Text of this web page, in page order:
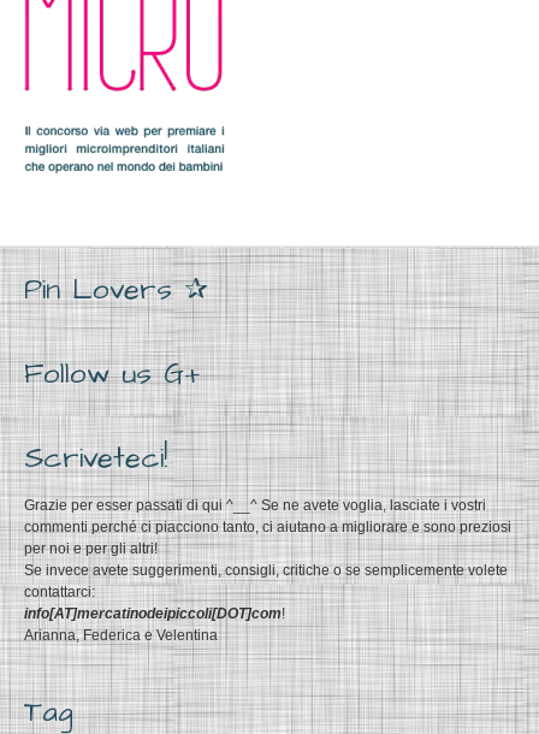
Pin Lovers ✰
Follow us G+
Scriveteci!
Grazie per esser passati di qui ^__^ Se ne avete voglia, lasciate i vostri
commenti perché ci piacciono tanto, ci aiutano a migliorare e sono preziosi
per noi e per gli altri!
Se invece avete suggerimenti, consigli, critiche o se semplicemente volete
contattarci:
info[AT]mercatinodeipiccoli[DOT]com!
Arianna, Federica e Velentina
Tag